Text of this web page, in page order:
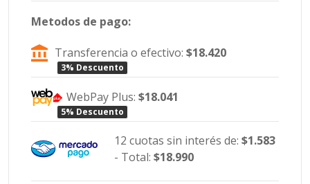
Metodos de pago:
Transferencia o efectivo:$18.420
3% Descuento
WebPay Plus:$18.041
5% Descuento
12 cuotas sin interés de: $1.583
- Total: $18.990